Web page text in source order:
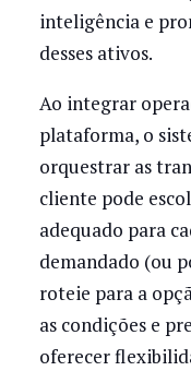
inteligência e
desses ativos.
Ao integrar
plataforma, o
orquestrar as
cliente pode
adequado para
demandado (ou
roteie para a
as condições e
oferecer